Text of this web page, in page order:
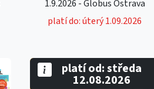
1.9.2026 - Globus Ostrava
platí do: úterý 1.09.2026
platí od: středa
12.08.2026